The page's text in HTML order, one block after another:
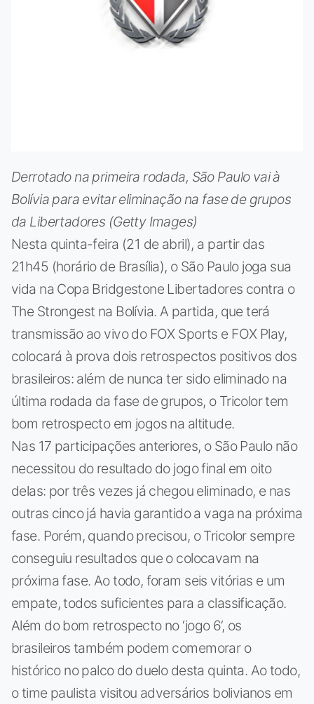
Derrotado na primeira rodada, São Paulo vai à
Bolívia para evitar eliminação na fase de grupos
da Libertadores (Getty Images)
Nesta quinta-feira (21 de abril), a partir das
21h45 (horário de Brasília), o São Paulo joga sua
vida na Copa Bridgestone Libertadores contra o
The Strongest na Bolívia. A partida, que terá
transmissão ao vivo do FOX Sports e FOX Play,
colocará à prova dois retrospectos positivos dos
brasileiros: além de nunca ter sido eliminado na
última rodada da fase de grupos, o Tricolor tem
bom retrospecto em jogos na altitude.
Nas 17 participações anteriores, o São Paulo não
necessitou do resultado do jogo final em oito
delas: por três vezes já chegou eliminado, e nas
outras cinco já havia garantido a vaga na próxima
fase. Porém, quando precisou, o Tricolor sempre
conseguiu resultados que o colocavam na
próxima fase. Ao todo, foram seis vitórias e um
empate, todos suficientes para a classificação.
Além do bom retrospecto no ‘jogo 6’, os
brasileiros também podem comemorar o
histórico no palco do duelo desta quinta. Ao todo,
o time paulista visitou adversários bolivianos em